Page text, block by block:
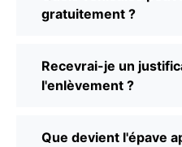
gratuitement ?
Recevrai-je un
l'enlèvement ?
Que devient l'épave